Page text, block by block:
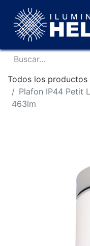
Todos los productos
Plafon IP44 Petit
463lm